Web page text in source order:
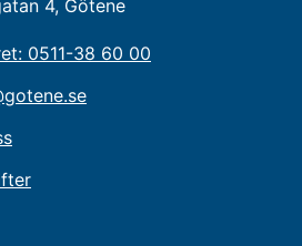
4, Götene
0511-38 60 00